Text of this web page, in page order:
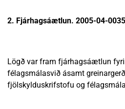
2. Fjárhagsáætlun. 2005-04-
Lögð var fram fjárhagsáætlun
félagsmálasvið ásamt
fjölskylduskrifstofu og